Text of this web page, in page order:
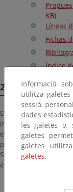
KB)
Líneas
Fichas
Índice
2. Fauna de
Están disponibles
(resultados de los
escenarios climático
permite analizar los
SIG (ficheros
especies
Informació
utilitza
sessió,
dades
les galetes
galetes
galetes
galetes.